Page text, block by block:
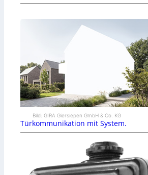
Bild: GIRA Giersiepen GmbH & Co. KG
Türkommunikation mit System.